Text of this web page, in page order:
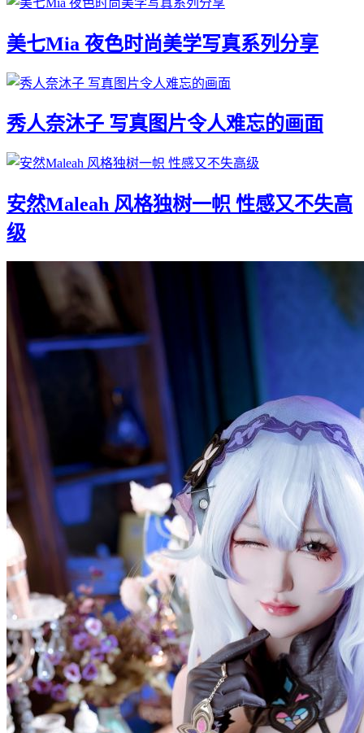
美七Mia 夜色时尚美学写真系列分享
秀人奈沐子 写真图片令人难忘的画面
安然Maleah 风格独树一帜 性感又不失高
级